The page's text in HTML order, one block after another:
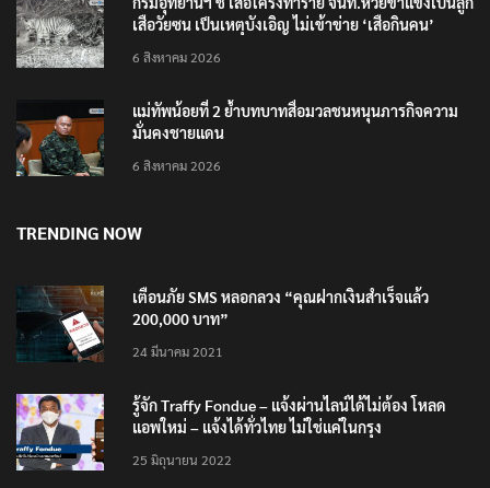
เสือวัยซน เป็นเหตุบังเอิญ ไม่เข้าข่าย ‘เสือกินคน’
6 สิงหาคม 2026
แม่ทัพน้อยที่ 2 ย้ำบทบาทสื่อมวลชนหนุนภารกิจความ
มั่นคงชายแดน
6 สิงหาคม 2026
TRENDING NOW
เตือนภัย SMS หลอกลวง “คุณฝากเงินสำเร็จแล้ว
200,000 บาท”
24 มีนาคม 2021
รู้จัก Traffy Fondue – แจ้งผ่านไลน์ได้ไม่ต้อง โหลด
แอพใหม่ – แจ้งได้ทั่วไทย ไม่ใช่แค่ในกรุง
25 มิถุนายน 2022